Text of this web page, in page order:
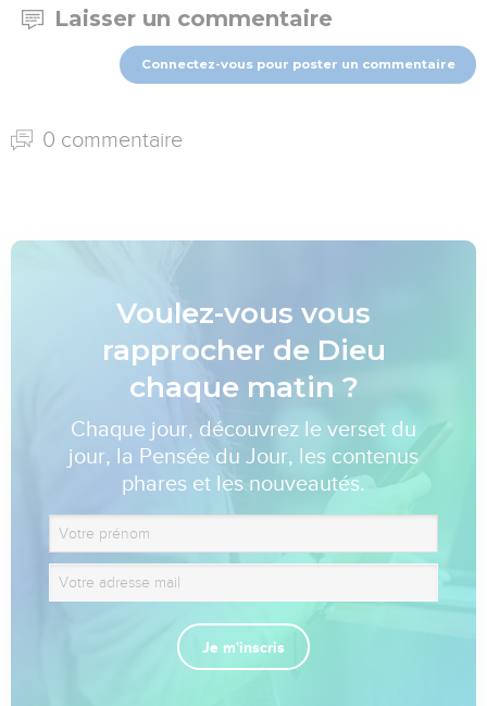
Laisser un commentaire
Connectez-vous pour poster un commentaire
0 commentaire
Voulez-vous vous
rapprocher de Dieu
chaque matin ?
Chaque jour, découvrez le verset du
jour, la Pensée du Jour, les contenus
phares et les nouveautés.
Je m'inscris